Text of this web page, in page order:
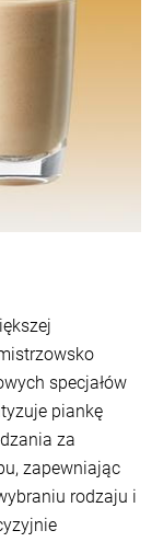
specjałów
piankę
za
zapewniając
rodzaju i